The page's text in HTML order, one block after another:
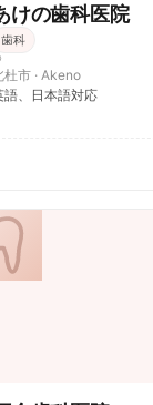
けの歯科医院
歯科
杜市 · Akeno
語、日本語対応